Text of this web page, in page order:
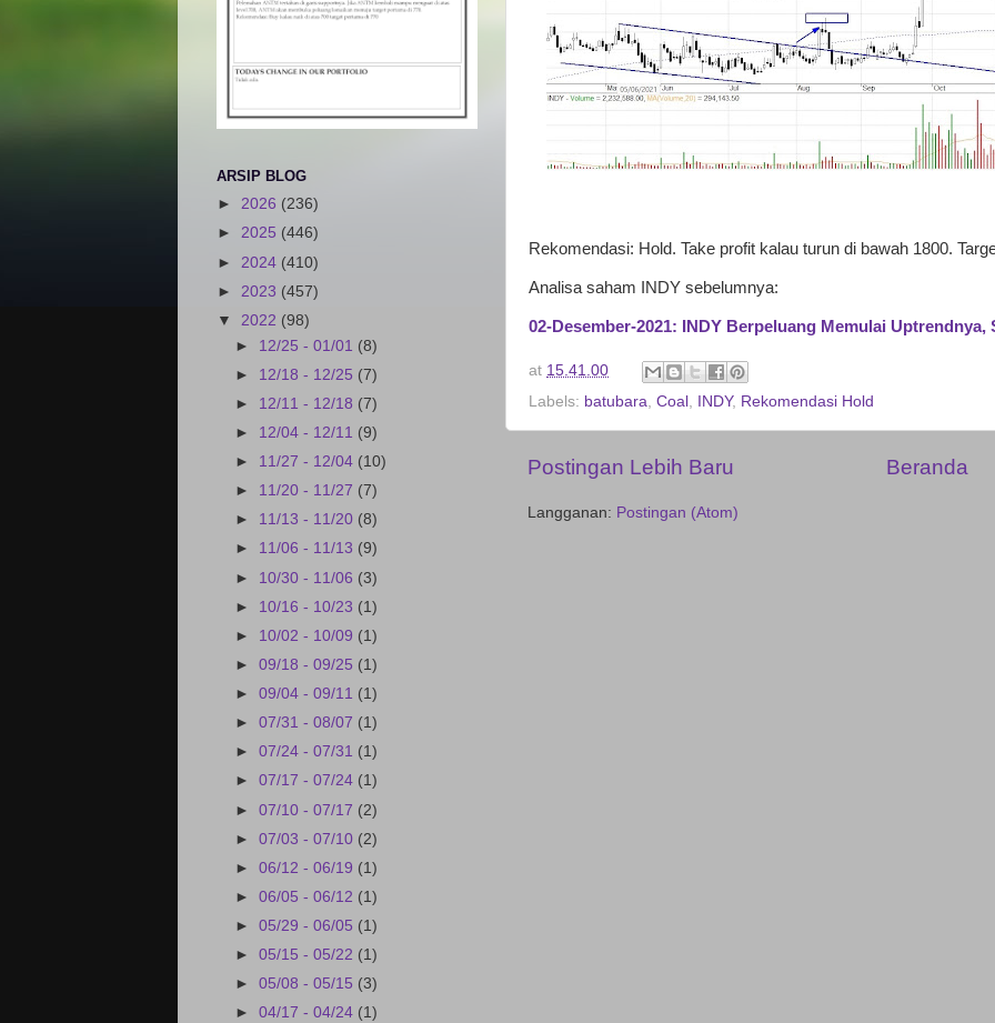
Rekomendasi: Hold. Take profit kalau turun di bawah 1800.
Analisa saham INDY sebelumnya:
02-Desember-2021: INDY Berpeluang Memulai Uptrendnya,
at 15.41.00
Labels: batubara, Coal , INDY, Rekomendasi Hold
Postingan Lebih Baru Beranda
Langganan: Postingan (Atom)
ARSIP BLOG
► 2026 (236)
► 2025 (446)
► 2024 (410)
► 2023 (457)
▼ 2022 (98)
► 12/25 - 01/01 (8)
► 12/18 - 12/25 (7)
► 12/11 - 12/18 (7)
► 12/04 - 12/11 (9)
► 11/27 - 12/04 (10)
► 11/20 - 11/27 (7)
► 11/13 - 11/20 (8)
► 11/06 - 11/13 (9)
► 10/30 - 11/06 (3)
► 10/16 - 10/23 (1)
► 10/02 - 10/09 (1)
►09/18 - 09/25 (1)
►09/04 - 09/11 (1)
►07/31 - 08/07 (1)
►07/24 - 07/31 (1)
►07/17 - 07/24 (1)
►07/10 - 07/17 (2)
►07/03 - 07/10 (2)
►06/12 - 06/19 (1)
►06/05 - 06/12 (1)
►05/29 - 06/05 (1)
►05/15 - 05/22 (1)
►05/08 - 05/15 (3)
►04/17 - 04/24 (1)